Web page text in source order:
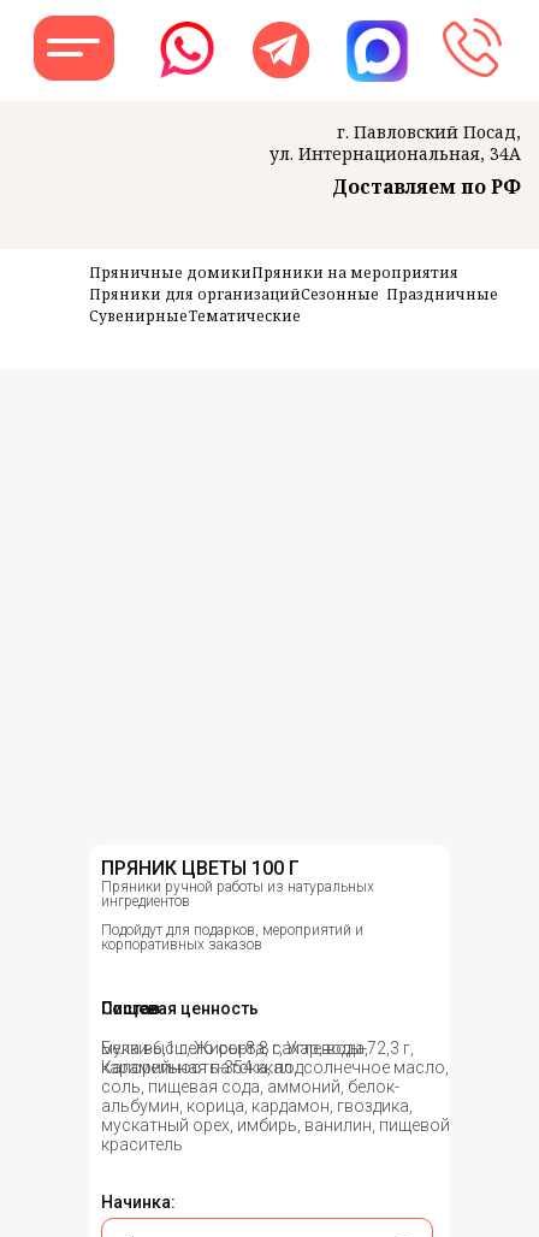
Заказать
Доставляем по РФ
Пряничные домикиПряники на мероприятия
Пряники для организацийСезонные Праздничные
СувенирныеТематические
ПРЯНИК ЦВЕТЫ 100 Г
Пряники ручной работы из натуральных
ингредиентов
Подойдут для подарков, мероприятий и
корпоративных заказов
Начинка:
мука высшего сорта, сахар, вода,
карамельная патока, подсолнечное масло,
соль, пищевая сода, аммоний, белок-
альбумин, корица, кардамон, гвоздика,
мускатный орех, имбирь, ванилин, пищевой
краситель
Состав
Пищевая ценность
Белки-6,1 г, Жиры-8,8 г, Углеводы-72,3 г,
Калорийность-354 ккал